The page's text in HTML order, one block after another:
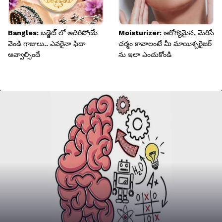
Bangles: బడ్జెట్ లో అదిరిపోయే
వెండి గాజులు.. ఎవరైనా ఫిదా
అవ్వాల్సిందే
Moisturizer: ఆరోగ్యమైన, మెరిసే
చర్మం కావాలంటే మీ మాయిశ్చరైజర్
ను ఇలా ఎంచుకోండి